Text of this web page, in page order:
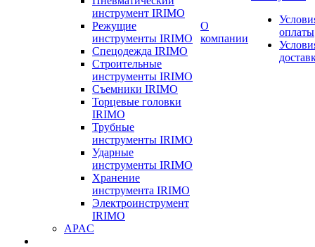
инструмент IRIMO
Режущие
инструменты IRIMO
Спецодежда IRIMO
Строительные
инструменты IRIMO
Съемники IRIMO
Торцевые головки
IRIMO
Трубные
инструменты IRIMO
Ударные
инструменты IRIMO
Хранение
инструмента IRIMO
Электроинструмент
IRIMO
APAC
О
компании
оплаты